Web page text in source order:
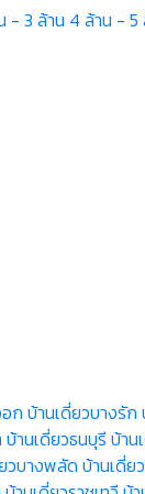
- 3 ล้าน 4 ล้าน - 5
ก บ้านเดี่ยวบางรัก
บ้านเดี่ยวธนบุรี บ้าน
วบางพลัด บ้านเดี่ย